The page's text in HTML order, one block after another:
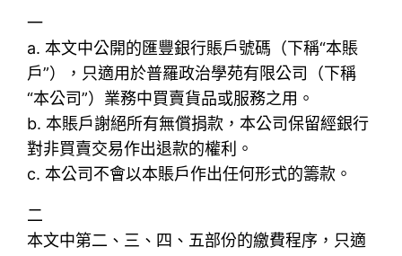
一
a. 本文中公開的匯豐銀行賬戶號碼（下稱“本賬
戶”），只適用於普羅政治學苑有限公司（下稱
“本公司”）業務中買賣貨品或服務之用。
b. 本賬戶謝絕所有無償捐款，本公司保留經銀行
對非買賣交易作出退款的權利。
c. 本公司不會以本賬戶作出任何形式的籌款。
二
本文中第二、三、四、五部份的繳費程序，只適